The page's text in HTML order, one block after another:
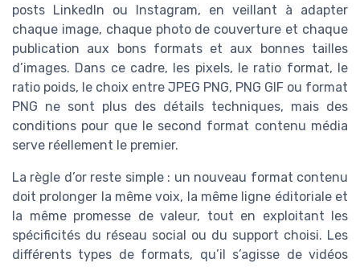
posts LinkedIn ou Instagram, en veillant à adapter
chaque image, chaque photo de couverture et chaque
publication aux bons formats et aux bonnes tailles
d’images. Dans ce cadre, les pixels, le ratio format, le
ratio poids, le choix entre JPEG PNG, PNG GIF ou format
PNG ne sont plus des détails techniques, mais des
conditions pour que le second format contenu média
serve réellement le premier.
La règle d’or reste simple : un nouveau format contenu
doit prolonger la même voix, la même ligne éditoriale et
la même promesse de valeur, tout en exploitant les
spécificités du réseau social ou du support choisi. Les
différents types de formats, qu’il s’agisse de vidéos